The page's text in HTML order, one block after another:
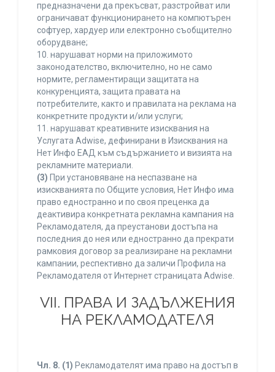
предназначени да прекъсват, разстройват или
ограничават функционирането на компютърен
софтуер, хардуер или електронно съобщително
оборудване;
10. нарушават норми на приложимото
законодателство, включително, но не само
нормите, регламентиращи защитата на
конкуренцията, защита правата на
потребителите, както и правилата на реклама на
конкретните продукти и/или услуги;
11. нарушават креативните изисквания на
Услугата Adwise, дефинирани в Изисквания на
Нет Инфо ЕАД към съдържанието и визията на
рекламните материали.
(3) При установяване на неспазване на
изискванията по Общите условия, Нет Инфо има
право едностранно и по своя преценка да
деактивира конкретната рекламна кампания на
Рекламодателя, да преустанови достъпа на
последния до нея или едностранно да прекрати
рамковия договор за реализиране на рекламни
кампании, респективно да заличи Профила на
Рекламодателя от Интернет страницата Adwise.
VII. ПРАВА И ЗАДЪЛЖЕНИЯ
НА РЕКЛАМОДАТЕЛЯ
Чл. 8. (1) Рекламодателят има право на достъп в